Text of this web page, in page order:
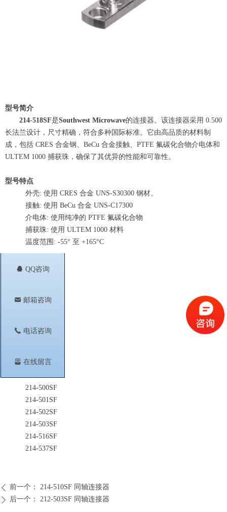
뀩 QQ咨询
낂 邮箱咨询
끅 电话咨询
뀣 在线留言
型号简介
214-518SF是Southwest Microwave的连接器。该连接器采用 0.500
长法兰设计，尺寸精确，符合多种国际标准。它由高品质的材料制
成，包括 CRES 合金钢、BeCu 合金接触、PTFE 氟碳化合物介电体和
ULTEM 1000 捕获珠，确保了其优异的性能和可靠性。
型号特点
外壳: 使用 CRES 合金 UNS-S30300 钢材。
接触: 使用 BeCu 合金 UNS-C17300
介电体: 使用纯净的 PTFE 氟碳化合物
捕获珠: 使用 ULTEM 1000 材料
温度范围: -55° 至 +165°C
相关型号
214-522SF
214-510SF
214-517SF
214-538SF
214-500SF
214-501SF
214-502SF
214-503SF
214-516SF
214-537SF
ꄴ 前一个： 214-510SF 同轴连接器
ꄲ 后一个： 212-503SF 同轴连接器